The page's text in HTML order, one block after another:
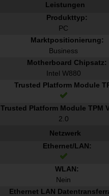
Leistungen
Produkttyp:
PC
Marktpositionierung:
Business
Motherboard Chipsatz:
Intel W880
Trusted Platform Module
Trusted Platform Module TPM
2.0
Netzwerk
Ethernet/LAN:
WLAN:
Nein
Ethernet LAN